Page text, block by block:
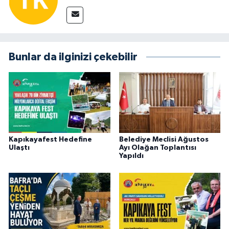
Bunlar da ilginizi çekebilir
Kapıkayafest Hedefine
Ulaştı
Belediye Meclisi Ağustos
Ayı Olağan Toplantısı
Yapıldı